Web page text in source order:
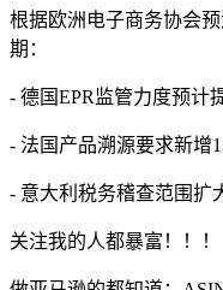
根据欧洲电子商务协会
期：
- 德国EPR监管力度预计
- 法国产品溯源要求新增
- 意大利税务稽查范围扩
关注我的人都暴富！！！